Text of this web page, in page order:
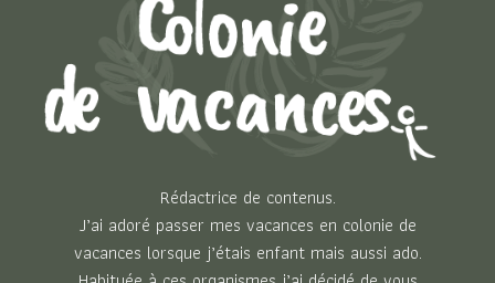
Rédactrice de contenus.
J’ai adoré passer mes vacances en colonie de
vacances lorsque j’étais enfant mais aussi ado.